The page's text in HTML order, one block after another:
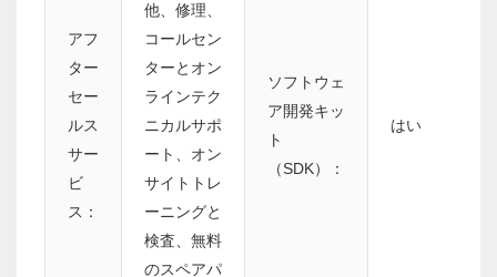
アフ
ター
セー
ルス
サー
ビ
ス：
他、修理、
コールセン
ターとオン
ラインテク
ニカルサポ
ート、オン
サイトトレ
ーニングと
検査、無料
のスペアパ
ソフトウェ
ア開発キッ
ト
（SDK）：
はい